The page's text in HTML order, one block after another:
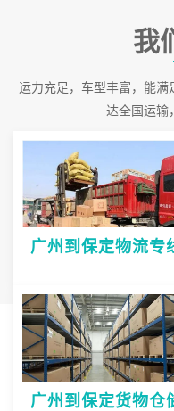
我
运力充足，车型丰富，能满
达全国运输
广州到保定物流专
广州到保定货物仓